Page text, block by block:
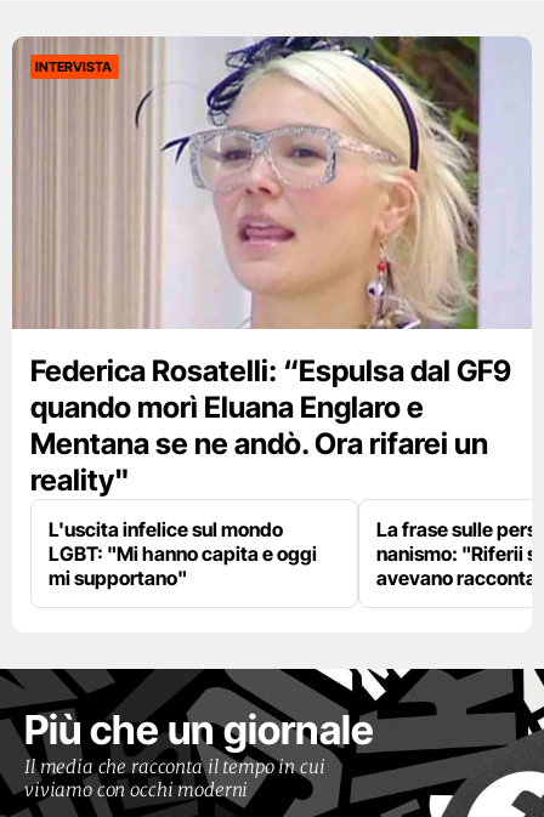
INTERVISTA
Federica Rosatelli: “Espulsa dal GF9
quando morì Eluana Englaro e
Mentana se ne andò. Ora rifarei un
reality"
L'uscita infelice sul mondo
LGBT: "Mi hanno capita e oggi
mi supportano"
La frase sulle
nanismo: "Riferii
avevano
Più che un giornale
Il media che racconta il tempo in cui
viviamo con occhi moderni